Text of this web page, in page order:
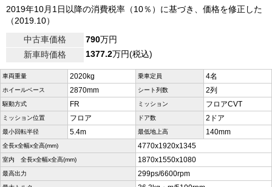
2019年10月1日以降の消費税率（10％）に基づき、価格を修正した
（2019.10）
中古車価格
790万円
新車時価格
1377.2万円(税込)
車両重量 2020kg 乗車定員 4名
ホイールベース 2870mm シート列数 2列
駆動方式 FR ミッション フロアCVT
ミッション位置 フロア ドア数 2ドア
最小回転半径 5.4m 最低地上高 140mm
全長x全幅x全高(mm) 4770x1920x1345
室内 全長x全幅x全高(mm) 1870x1550x1080
最高出力 299ps/6600rpm